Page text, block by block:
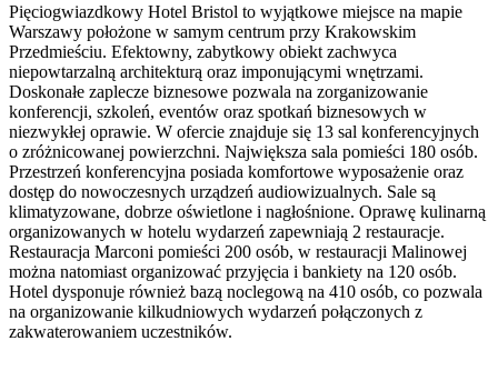
Pięciogwiazdkowy Hotel Bristol to wyjątkowe miejsce na mapie
Warszawy położone w samym centrum przy Krakowskim
Przedmieściu. Efektowny, zabytkowy obiekt zachwyca
niepowtarzalną architekturą oraz imponującymi wnętrzami.
Doskonałe zaplecze biznesowe pozwala na zorganizowanie
konferencji, szkoleń, eventów oraz spotkań biznesowych w
niezwykłej oprawie. W ofercie znajduje się 13 sal konferencyjnych
o zróżnicowanej powierzchni. Największa sala pomieści 180 osób.
Przestrzeń konferencyjna posiada komfortowe wyposażenie oraz
dostęp do nowoczesnych urządzeń audiowizualnych. Sale są
klimatyzowane, dobrze oświetlone i nagłośnione. Oprawę kulinarną
organizowanych w hotelu wydarzeń zapewniają 2 restauracje.
Restauracja Marconi pomieści 200 osób, w restauracji Malinowej
można natomiast organizować przyjęcia i bankiety na 120 osób.
Hotel dysponuje również bazą noclegową na 410 osób, co pozwala
na organizowanie kilkudniowych wydarzeń połączonych z
zakwaterowaniem uczestników.